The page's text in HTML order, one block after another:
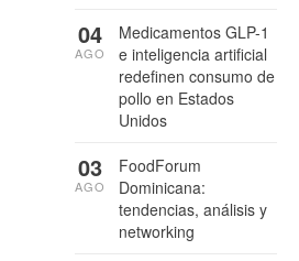
Medicamentos GLP-1
e inteligencia artificial
redefinen consumo de
pollo en Estados
Unidos
04
AGO
FoodForum
Dominicana:
tendencias, análisis y
networking
03
AGO